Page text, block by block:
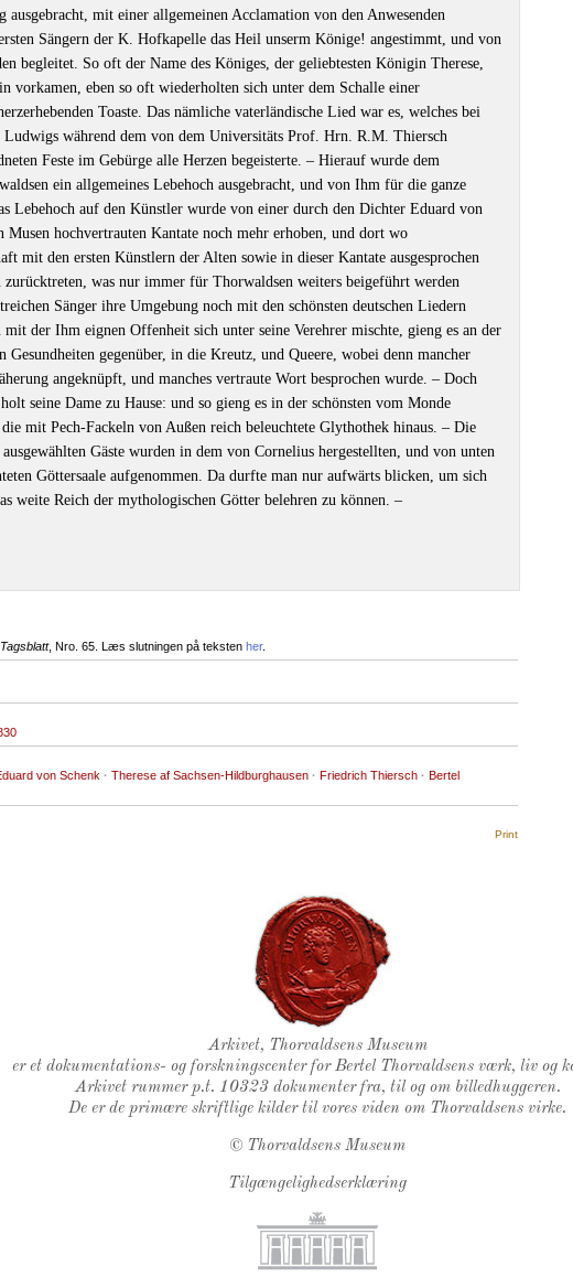
mit einer allgemeinen Acclamation von den Anwesenden
Sängern der K. Hofkapelle das Heil unserm Könige! angestimmt, und von
begleitet. So oft der Name des Königes, der geliebtesten Königin Therese,
vorkamen, eben so oft wiederholten sich unter dem Schalle einer
Toaste. Das nämliche vaterländische Lied war es, welches bei
Ludwigs während dem von dem Universitäts Prof. Hrn. R.M. Thiersch
Feste im Gebürge alle Herzen begeisterte. ‒ Hierauf wurde dem
ein allgemeines Lebehoch ausgebracht, und von Ihm für die ganze
Lebehoch auf den Künstler wurde von einer durch den Dichter Eduard von
Musen hochvertrauten Kantate noch mehr erhoben, und dort wo
mit den ersten Künstlern der Alten sowie in dieser Kantate ausgesprochen
zurücktreten, was nur immer für Thorwaldsen weiters beigeführt werden
Sänger ihre Umgebung noch mit den schönsten deutschen Liedern
der Ihm eignen Offenheit sich unter seine Verehrer mischte, gieng es an der
gegenüber, in die Kreutz, und Queere, wobei denn mancher
angeknüpft, und manches vertraute Wort besprochen wurde. ‒ Doch
seine Dame zu Hause: und so gieng es in der schönsten vom Monde
mit Pech-Fackeln von Außen reich beleuchtete Glythothek hinaus. ‒ Die
Gäste wurden in dem von Cornelius hergestellten, und von unten
Göttersaale aufgenommen. Da durfte man nur aufwärts blicken, um sich
weite Reich der mythologischen Götter belehren zu können. ‒
, Nro. 65. Læs slutningen på teksten her.
von Schenk · Therese af Sachsen-Hildburghausen · Friedrich Thiersch · Bertel
Print
Thorvaldsens Segl
Arkivet, Thorvaldsens Museum
er et dokumentations- og forskningscenter for Bertel Thorvaldsens værk, liv og
Arkivet rummer p.t. 10323 dokumenter fra, til og om billedhuggeren.
De er de primære skriftlige kilder til vores viden om Thorvaldsens virke.
© Thorvaldsens Museum
Tilgængelighedserklæring